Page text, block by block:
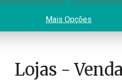
Mais Opções
Lojas - Venda